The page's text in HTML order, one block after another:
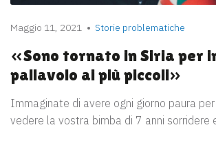
Maggio 11, 2021 Storie problematiche
«Sono tornato in Siria per
pallavolo ai più piccoli»
Immaginate di avere ogni giorno paura
vedere la vostra bimba di 7 anni sorridere